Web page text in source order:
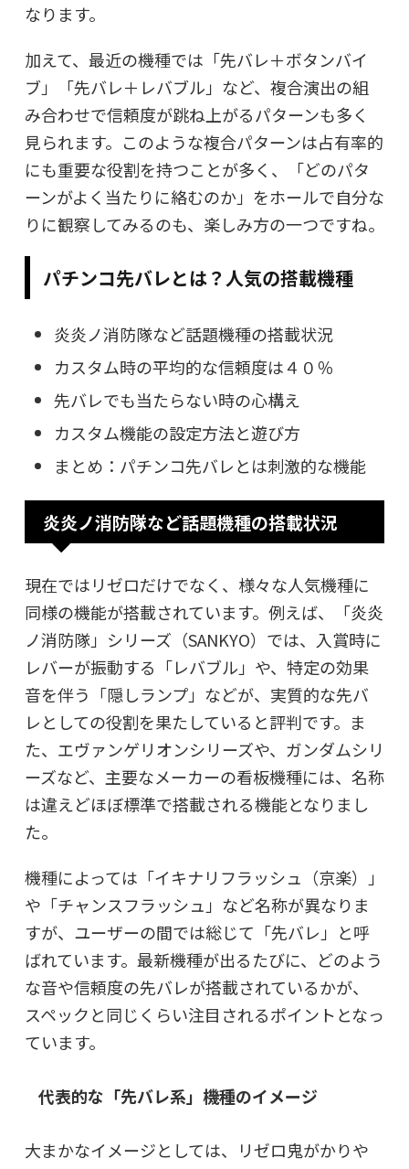
なります。
加えて、最近の機種では「先バレ＋ボタンバイ
ブ」「先バレ＋レバブル」など、複合演出の組
み合わせで信頼度が跳ね上がるパターンも多く
見られます。このような複合パターンは占有率的
にも重要な役割を持つことが多く、「どのパタ
ーンがよく当たりに絡むのか」をホールで自分な
りに観察してみるのも、楽しみ方の一つですね。
パチンコ先バレとは？人気の搭載機種
炎炎ノ消防隊など話題機種の搭載状況
カスタム時の平均的な信頼度は４０％
先バレでも当たらない時の心構え
カスタム機能の設定方法と遊び方
まとめ：パチンコ先バレとは刺激的な機能
炎炎ノ消防隊など話題機種の搭載状況
現在ではリゼロだけでなく、様々な人気機種に
同様の機能が搭載されています。例えば、「炎炎
ノ消防隊」シリーズ（SANKYO）では、入賞時に
レバーが振動する「レバブル」や、特定の効果
音を伴う「隠しランプ」などが、実質的な先バ
レとしての役割を果たしていると評判です。ま
た、エヴァンゲリオンシリーズや、ガンダムシリ
ーズなど、主要なメーカーの看板機種には、名称
は違えどほぼ標準で搭載される機能となりまし
た。
機種によっては「イキナリフラッシュ（京楽）」
や「チャンスフラッシュ」など名称が異なりま
すが、ユーザーの間では総じて「先バレ」と呼
ばれています。最新機種が出るたびに、どのよう
な音や信頼度の先バレが搭載されているかが、
スペックと同じくらい注目されるポイントとなっ
ています。
代表的な「先バレ系」機種のイメージ
大まかなイメージとしては、リゼロ鬼がかりや